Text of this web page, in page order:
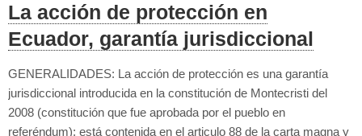
La acción de protección en
Ecuador, garantía jurisdiccional
GENERALIDADES: La acción de protección es una garantía
jurisdiccional introducida en la constitución de Montecristi del
2008 (constitución que fue aprobada por el pueblo en
referéndum); está contenida en el articulo 88 de la carta magna y